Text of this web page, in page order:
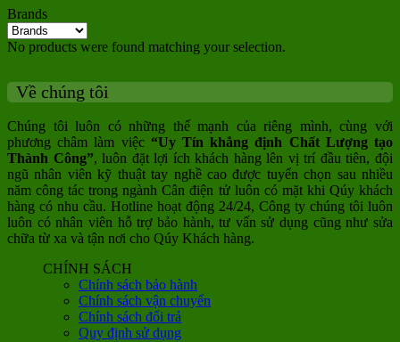
Brands
No products were found matching your selection.
Về chúng tôi
Chúng tôi luôn có những thế mạnh của riêng mình, cùng với
phương châm làm việc “Uy Tín khẳng định Chất Lượng tạo
Thành Công”, luôn đặt lợi ích khách hàng lên vị trí đầu tiên, đội
ngũ nhân viên kỹ thuật tay nghề cao được tuyển chọn sau nhiều
năm công tác trong ngành Cân điện tử luôn có mặt khi Qúy khách
hàng có nhu cầu. Hotline hoạt động 24/24, Công ty chúng tôi luôn
luôn có nhân viên hỗ trợ bảo hành, tư vấn sử dụng cũng như sửa
chữa từ xa và tận nơi cho Qúy Khách hàng.
CHÍNH SÁCH
Chính sách bảo hành
Chính sách vận chuyển
Chính sách đổi trả
Quy định sử dụng